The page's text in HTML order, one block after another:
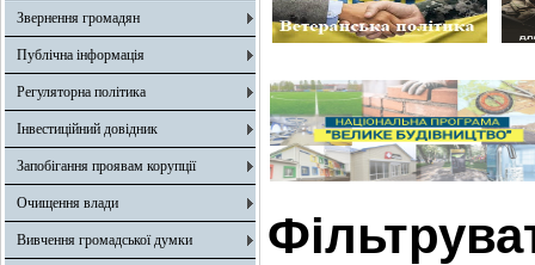
Звернення громадян
Публічна інформація
Регуляторна політика
Інвестиційний довідник
Запобігання проявам корупції
Очищення влади
Вивчення громадської думки